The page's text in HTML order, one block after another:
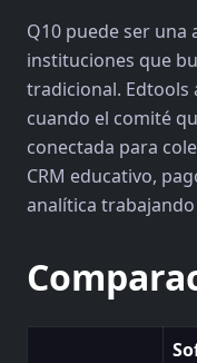
Q10 puede ser una
instituciones que
tradicional. Edtools
cuando el comité
conectada para
CRM educativo,
analítica